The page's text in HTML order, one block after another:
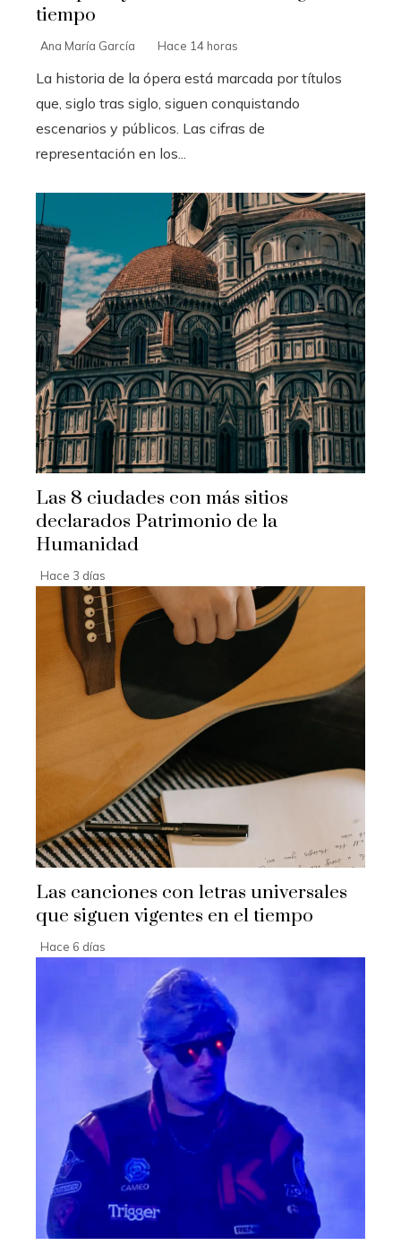
tiempo
Ana María García Hace 14 horas
La historia de la ópera está marcada por títulos
que, siglo tras siglo, siguen conquistando
escenarios y públicos. Las cifras de
representación en los...
Las 8 ciudades con más sitios
declarados Patrimonio de la
Humanidad
Hace 3 días
Las canciones con letras universales
que siguen vigentes en el tiempo
Hace 6 días